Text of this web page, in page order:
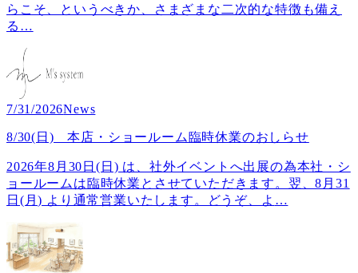
らこそ、というべきか、さまざまな二次的な特徴も備え
る …
7/31/2026News
8/30(日) 本店・ショールーム臨時休業のおしらせ
2026年8月30日(日) は、社外イベントへ出展の為本社・シ
ョールームは臨時休業とさせていただきます。翌、8月31
日(月) より通常営業いたします。どうぞ、よ …